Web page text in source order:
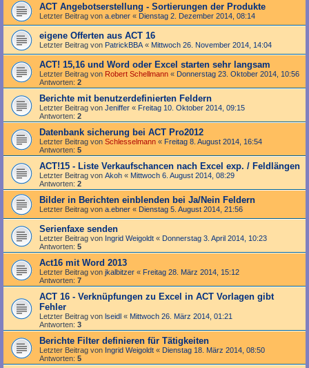
ACT Angebotserstellung - Sortierungen der Produkte
Letzter Beitrag von a.ebner « Dienstag 2. Dezember 2014, 08:14
eigene Offerten aus ACT 16
Letzter Beitrag von PatrickBBA « Mittwoch 26. November 2014, 14:04
ACT! 15,16 und Word oder Excel starten sehr langsam
Letzter Beitrag von Robert Schellmann « Donnerstag 23. Oktober 2014, 10:56
Antworten: 2
Berichte mit benutzerdefinierten Feldern
Letzter Beitrag von Jeniffer « Freitag 10. Oktober 2014, 09:15
Antworten: 2
Datenbank sicherung bei ACT Pro2012
Letzter Beitrag von Schlesselmann « Freitag 8. August 2014, 16:54
Antworten: 5
ACT!15 - Liste Verkaufschancen nach Excel exp. / Feldlängen
Letzter Beitrag von Akoh « Mittwoch 6. August 2014, 08:29
Antworten: 2
Bilder in Berichten einblenden bei Ja/Nein Feldern
Letzter Beitrag von a.ebner « Dienstag 5. August 2014, 21:56
Serienfaxe senden
Letzter Beitrag von Ingrid Weigoldt « Donnerstag 3. April 2014, 10:23
Antworten: 5
Act16 mit Word 2013
Letzter Beitrag von jkalbitzer « Freitag 28. März 2014, 15:12
Antworten: 7
ACT 16 - Verknüpfungen zu Excel in ACT Vorlagen gibt
Fehler
Letzter Beitrag von lseidl « Mittwoch 26. März 2014, 01:21
Antworten: 3
Berichte Filter definieren für Tätigkeiten
Letzter Beitrag von Ingrid Weigoldt « Dienstag 18. März 2014, 08:50
Antworten: 5